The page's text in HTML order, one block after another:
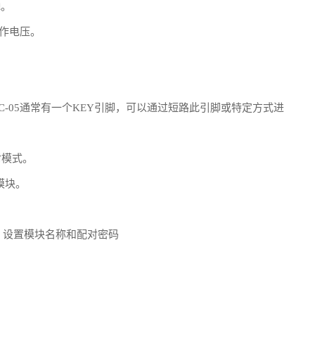
电压。
05通常有一个KEY引脚，可以通过短路此引脚或特定方式进
式。
。
置模块名称和配对密码